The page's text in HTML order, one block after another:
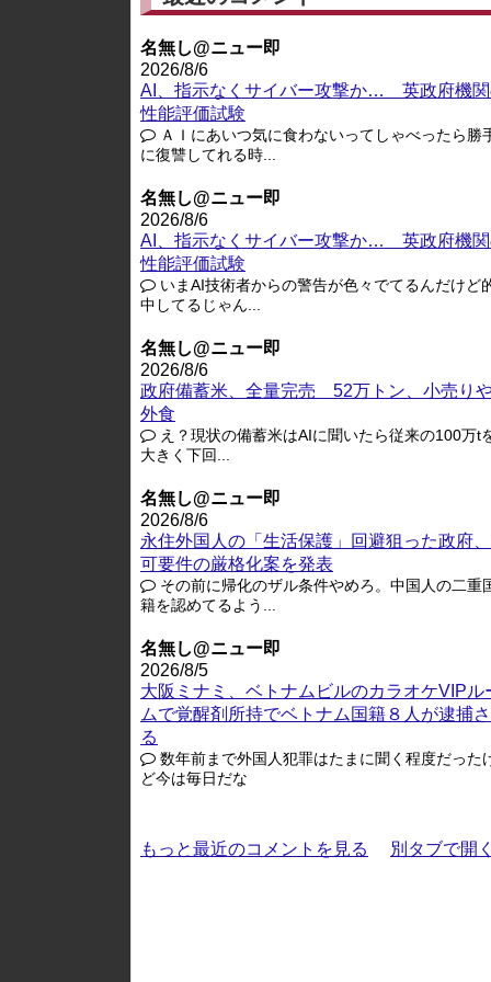
名無し@ニュー即
2026/8/6
AI、指示なくサイバー攻撃か… 英政府機
性能評価試験
ＡＩにあいつ気に食わないってしゃべったら勝
に復讐してれる時...
名無し@ニュー即
2026/8/6
AI、指示なくサイバー攻撃か… 英政府機
性能評価試験
いまAI技術者からの警告が色々でてるんだけど
中してるじゃん...
名無し@ニュー即
2026/8/6
政府備蓄米、全量完売 52万トン、小売り
外食
え？現状の備蓄米はAIに聞いたら従来の100万t
大きく下回...
名無し@ニュー即
2026/8/6
永住外国人の「生活保護」回避狙った政府
可要件の厳格化案を発表
その前に帰化のザル条件やめろ。中国人の二重
籍を認めてるよう...
名無し@ニュー即
2026/8/5
大阪ミナミ、ベトナムビルのカラオケVIPル
ムで覚醒剤所持でベトナム国籍８人が逮捕
る
数年前まで外国人犯罪はたまに聞く程度だった
ど今は毎日だな
もっと最近のコメントを見る 別タブで開く